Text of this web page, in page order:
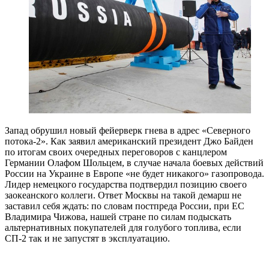
Запад обрушил новый фейерверк гнева в адрес «Северного
потока-2». Как заявил американский президент Джо Байден
по итогам своих очередных переговоров с канцлером
Германии Олафом Шольцем, в случае начала боевых действий
России на Украине в Европе «не будет никакого» газопровода.
Лидер немецкого государства подтвердил позицию своего
заокеанского коллеги. Ответ Москвы на такой демарш не
заставил себя ждать: по словам постпреда России, при ЕС
Владимира Чижова, нашей стране по силам подыскать
альтернативных покупателей для голубого топлива, если
СП-2 так и не запустят в эксплуатацию.